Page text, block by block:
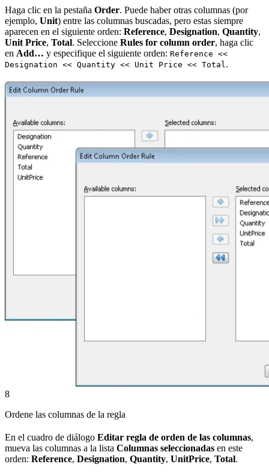
Haga clic en la pestaña Order. Puede haber otras columnas (por
ejemplo, Unit) entre las columnas buscadas, pero estas siempre
aparecen en el siguiente orden: Reference, Designation, Quantity,
Unit Price, Total. Seleccione Rules for column order, haga clic
en Add… y especifique el siguiente orden: Reference <<
Designation << Quantity << Unit Price << Total.
8
Ordene las columnas de la regla
En el cuadro de diálogo Editar regla de orden de las columnas,
mueva las columnas a la lista Columnas seleccionadas en este
orden: Reference, Designation, Quantity, UnitPrice, Total.